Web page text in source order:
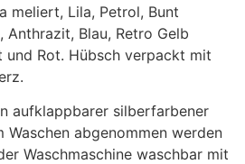
meliert, Lila, Petrol, Bunt
Anthrazit, Blau, Retro Gelb
Rot. Hübsch verpackt mit
aufklappbarer silberfarbener
Waschen abgenommen werden
Waschmaschine waschbar mit